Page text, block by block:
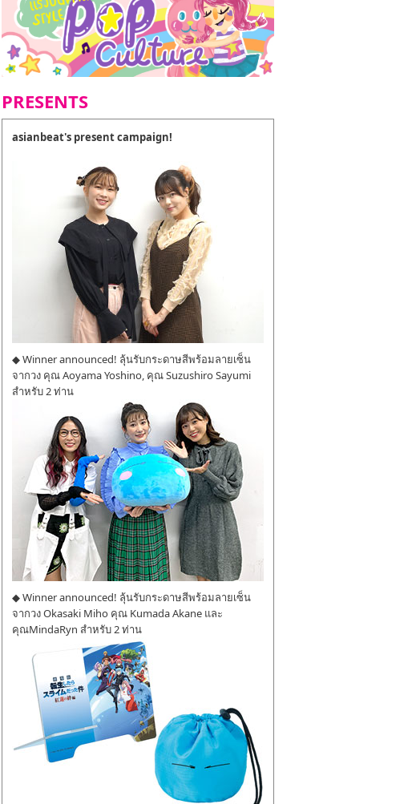
PRESENTS
asianbeat's present campaign!
◆ Winner announced! ลุ้นรับกระดาษสีพร้อมลายเซ็น
จากวง คุณ Aoyama Yoshino, คุณ Suzushiro Sayumi
สำหรับ 2 ท่าน
◆ Winner announced! ลุ้นรับกระดาษสีพร้อมลายเซ็น
จากวง Okasaki Miho คุณ Kumada Akane และ
คุณMindaRyn สำหรับ 2 ท่าน